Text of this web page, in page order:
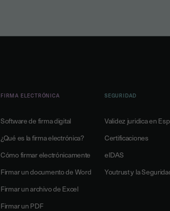
FIRMA ELECTRÓNICA
Software de firma digital
¿Qué es la firma electrónica?
Cómo firmar electrónicamente
Firmar un documento de Word
Firmar un archivo de Excel
Firmar un PDF
SEGURIDAD
Validez juridica en
Certificaciones
eIDAS
Youtrust y la